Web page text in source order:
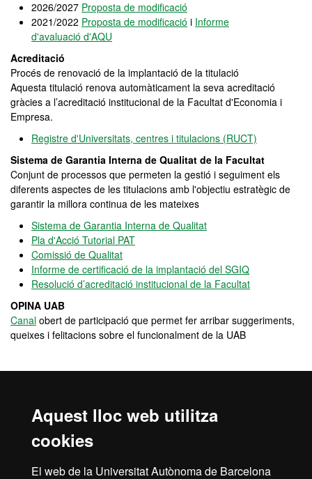
Aquest lloc web utilitza
cookies
El web de la Universitat Autònoma de Barcelona
2026/2027 Proposta de modificació
2021/2022 Proposta de modificació i Informe
d'avaluació d'AQU
Acreditació
Procés de renovació de la implantació de la titulació
Aquesta titulació renova automàticament la seva acreditació
gràcies a l’acreditació institucional de la Facultat d'Economia i
Empresa.
Registre d'Universitats, centres i titulacions (RUCT)
Sistema de Garantia Interna de Qualitat de la Facultat
Conjunt de processos que permeten la gestió i seguiment els
diferents aspectes de les titulacions amb l'objectiu estratègic de
garantir la millora continua de les mateixes
Sistema de Garantia Interna de Qualitat
Pla d'Acció Tutorial PAT
Comissió de Qualitat
Informe de certificació de la implantació del SGIQ
Resolució d’acreditació institucional de la Facultat
OPINA UAB
Canal obert de participació que permet fer arribar suggeriments,
queixes i felitacions sobre el funcionalment de la UAB
Programes de mobilitat i intercanvi
Lingnan University a estudiants que es vulguin especialitzar en
Economia Financera i Banca i vulguin afegir al seu currículum un
coneixement formatiu internacionalitzador d'aquesta capital